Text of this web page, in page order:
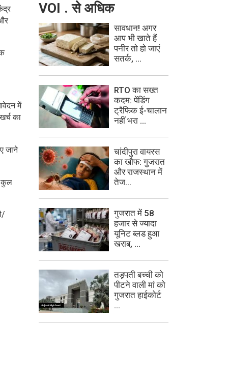
में
का
जाने
कुल
VOI . से अधिक
सावधान! अगर
आप भी खाते हैं
पनीर तो हो जाएं
सतर्क, ...
RTO का सख्त
कदम: पेंडिंग
ट्रैफिक ई-चालान
नहीं भरा ...
चांदीपुरा वायरस
का खौफ: गुजरात
और राजस्थान में
तेज...
गुजरात में 58
हजार से ज्यादा
यूनिट ब्लड हुआ
खराब, ...
तड़पती बच्ची को
पीटने वाली मां को
गुजरात हाईकोर्ट
...